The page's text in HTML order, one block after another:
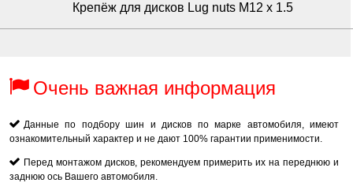
Крепёж для дисков Lug nuts M12 x 1.5
Очень важная информация
Данные по подбору шин и дисков по марке автомобиля, имеют
ознакомительный характер и не дают 100% гарантии применимости.
Перед монтажом дисков, рекомендуем примерить их на переднюю и
заднюю ось Вашего автомобиля.